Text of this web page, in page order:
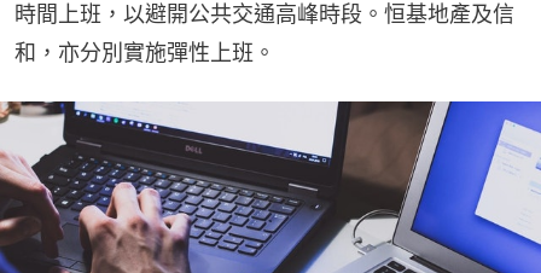
時間上班，以避開公共交通高峰時段。恒基地產及信
和，亦分別實施彈性上班。